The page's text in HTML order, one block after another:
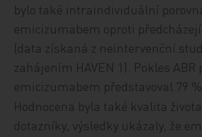
bylo také intraindividuální
emicizumabem oproti
(data získaná z neintervenční
zahájením HAVEN 1). Pokles
emicizumabem představoval 79
Hodnocena byla také kvalita
dotazníky, výsledky ukázaly, že